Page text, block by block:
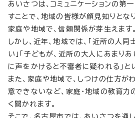
あいさつは、コミュニケーションの第
すことで、地域の皆様が顔見知りとな
家庭や地域で、信頼関係が芽生えます。
しかし、近年、地域では、「近所の人
い」「子どもが、近所の大人にあまり
に声をかけると不審者に疑われる」と
また、家庭や地域で、しつけの仕方が
意できないなど、家庭・地域の教育力
く聞かれます。
そこで、名古屋市では、あいさつを通